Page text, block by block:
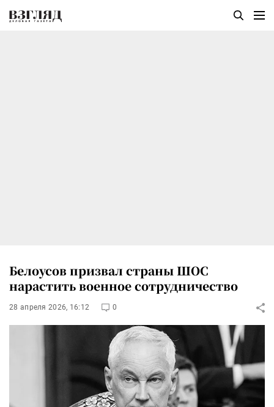
Белоусов призвал страны ШОС
нарастить военное сотрудничество
28 апреля 2026, 16:12 0